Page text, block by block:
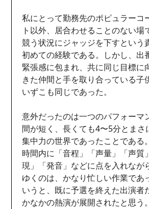
私にとって勤務先のポピュラーコ
ト以外、居合わせることのない場
競う状況にジャッジを下すという
初めての経験である。しかし、出
緊張感に包まれ、共に同じ目標に
きた仲間と手を取り合っている子
いずこも同じであった。
意外だったのは一つのパフォーマ
間が短く、長くても4〜5分とまさ
集中力の世界であったことである
時間内に「音程」「声量」「声質
現」「発音」などに点を入れなが
ゆくのは、かなり忙しい作業であ
いうと、既に予選を終えた出演者
かなかの熱演が展開されたと思う。